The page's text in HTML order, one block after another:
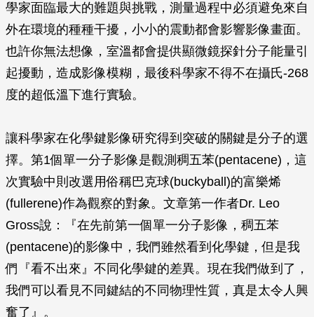
學家面臨最大的難題與挑戰，測量過程中必須避免來自
外在環境的種種干擾，小小的震動都會影響影像畫面。
也許你無法想像，室溫都會提供顯微鏡探針分子能量引
起擾動，造成影像模糊，最後科學家不得不在攝氏-268
度的超低溫下進行實驗。
讓科學家在化學鍵影像研究得到突破的關鍵是分子的選
擇。第1個單一分子影像是觀測稠五苯(pentacene)，這
次實驗中則改選用俗稱巴克球(buckyball)的富樂烯
(fullerene)作為觀察的對象。文章第一作者Dr. Leo
Gross說：『在先前第一個單一分子影像，稠五苯
(pentacene)的影像中，我們雖然看到化學鍵，但是我
們『看不出來』不同化學鍵的差異。現在我們做到了，
我們可以看見不同鍵結的不同物理性質，真是太令人興
奮了』。